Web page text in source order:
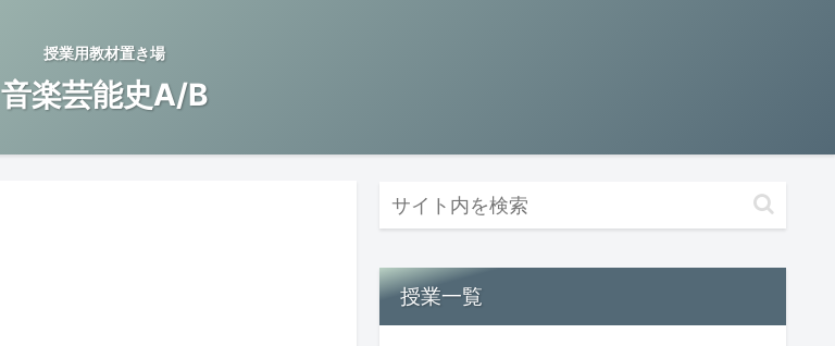
授業用教材置き場
音楽芸能史A/B
授業一覧